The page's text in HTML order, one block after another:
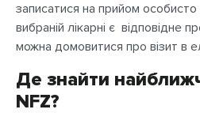
записатися на прийом
вибраній лікарні є відповідне
можна домовитися про візит в
Де знайти
NFZ?